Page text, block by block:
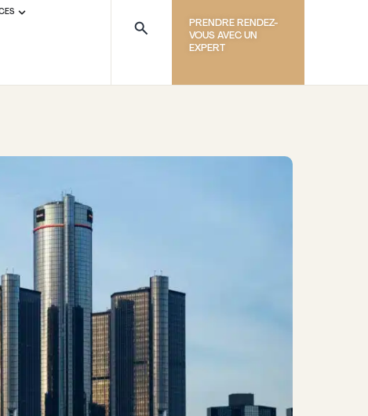
PRENDRE RENDEZ-
VOUS AVEC UN
EXPERT